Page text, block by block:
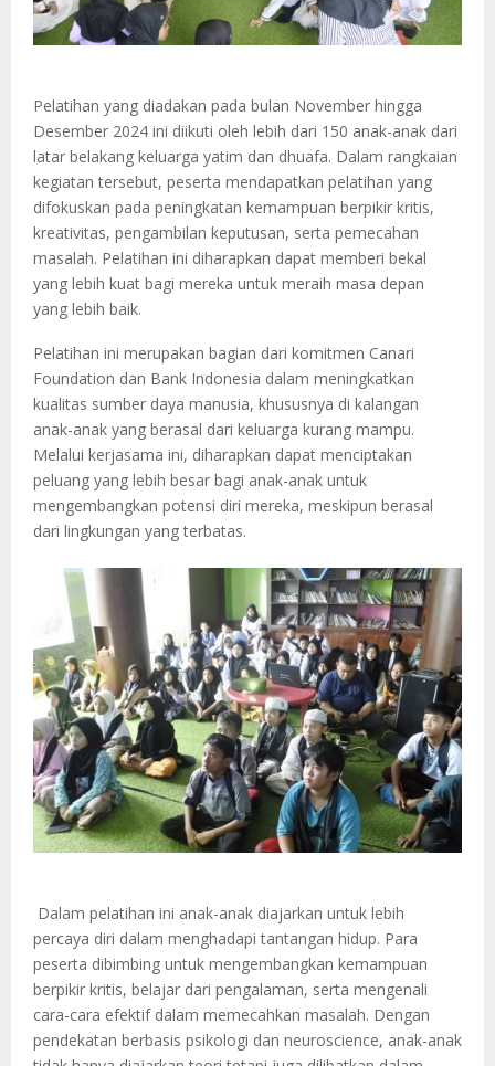
Pelatihan yang diadakan pada bulan November hingga
Desember 2024 ini diikuti oleh lebih dari 150 anak-anak dari
latar belakang keluarga yatim dan dhuafa. Dalam rangkaian
kegiatan tersebut, peserta mendapatkan pelatihan yang
difokuskan pada peningkatan kemampuan berpikir kritis,
kreativitas, pengambilan keputusan, serta pemecahan
masalah. Pelatihan ini diharapkan dapat memberi bekal
yang lebih kuat bagi mereka untuk meraih masa depan
yang lebih baik.
Pelatihan ini merupakan bagian dari komitmen Canari
Foundation dan Bank Indonesia dalam meningkatkan
kualitas sumber daya manusia, khususnya di kalangan
anak-anak yang berasal dari keluarga kurang mampu.
Melalui kerjasama ini, diharapkan dapat menciptakan
peluang yang lebih besar bagi anak-anak untuk
mengembangkan potensi diri mereka, meskipun berasal
dari lingkungan yang terbatas.
Dalam pelatihan ini anak-anak diajarkan untuk lebih
percaya diri dalam menghadapi tantangan hidup. Para
peserta dibimbing untuk mengembangkan kemampuan
berpikir kritis, belajar dari pengalaman, serta mengenali
cara-cara efektif dalam memecahkan masalah. Dengan
pendekatan berbasis psikologi dan neuroscience, anak-anak